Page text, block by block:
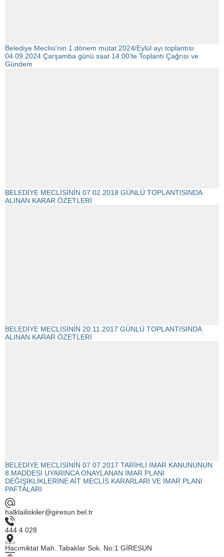
Belediye Meclisi’nin 1.dönem mutat 2024/Eylül ayı toplantısı
04.09.2024 Çarşamba günü saat 14.00’te Toplantı Çağrısı ve
Gündem
BELEDİYE MECLİSİNİN 07.02.2018 GÜNLÜ TOPLANTISINDA
ALINAN KARAR ÖZETLERİ
BELEDİYE MECLİSİNİN 20.11.2017 GÜNLÜ TOPLANTISINDA
ALINAN KARAR ÖZETLERİ
BELEDİYE MECLİSİNİN 07.07.2017 TARİHLİ İMAR KANUNUNUN
8.MADDESİ UYARINCA ONAYLANAN İMAR PLANI
DEĞİŞİKLİKLERİNE AİT MECLİS KARARLARI VE İMAR PLANI
PAFTALARI
halklailiskiler@giresun.bel.tr
444 4 028
Hacımiktat Mah. Tabaklar Sok. No:1 GİRESUN